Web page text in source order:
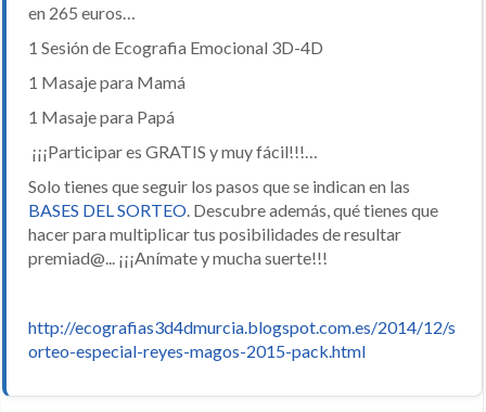
en 265 euros…
1 Sesión de Ecografia Emocional 3D-4D
1 Masaje para Mamá
1 Masaje para Papá
¡¡¡Participar es GRATIS y muy fácil!!!…
Solo tienes que seguir los pasos que se indican en las
BASES DEL SORTEO. Descubre además, qué tienes que
hacer para multiplicar tus posibilidades de resultar
premiad@... ¡¡¡Anímate y mucha suerte!!!
http://ecografias3d4dmurcia.blogspot.com.es/2014/12/s
orteo-especial-reyes-magos-2015-pack.html